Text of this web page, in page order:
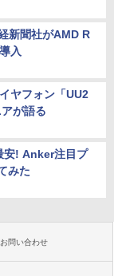
新聞社がAMD R
入
ヤフォン「UU2
が語る
安! Anker注目プ
みた
お問い合わせ